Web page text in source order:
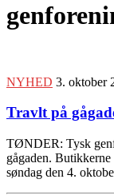
NYHED 3. oktober
Travlt på
TØNDER: Tysk
gågaden.
søndag den 4.